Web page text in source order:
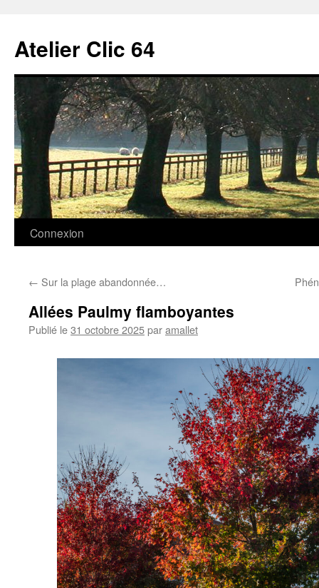
contenu
Atelier Clic 64
Connexion
← Sur la plage abandonnée…
Allées Paulmy flamboyantes
Publié le31 octobre 2025paramallet